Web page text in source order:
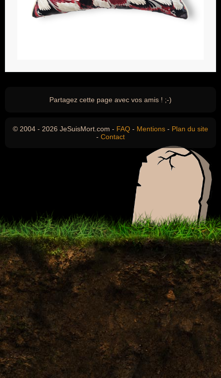
Partagez cette page avec vos amis ! ;-)
© 2004 - 2026 JeSuisMort.com - FAQ - Mentions - Plan du site
- Contact